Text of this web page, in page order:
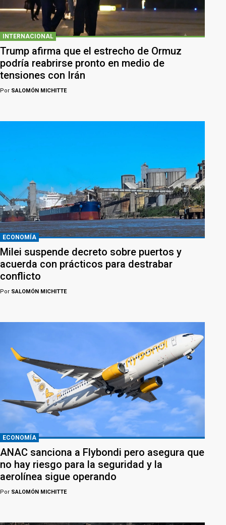
INTERNACIONAL
Trump afirma que el estrecho de Ormuz
podría reabrirse pronto en medio de
tensiones con Irán
Por SALOMÓN MICHITTE
ECONOMÍA
Milei suspende decreto sobre puertos y
acuerda con prácticos para destrabar
conflicto
Por SALOMÓN MICHITTE
ECONOMÍA
ANAC sanciona a Flybondi pero asegura que
no hay riesgo para la seguridad y la
aerolínea sigue operando
Por SALOMÓN MICHITTE